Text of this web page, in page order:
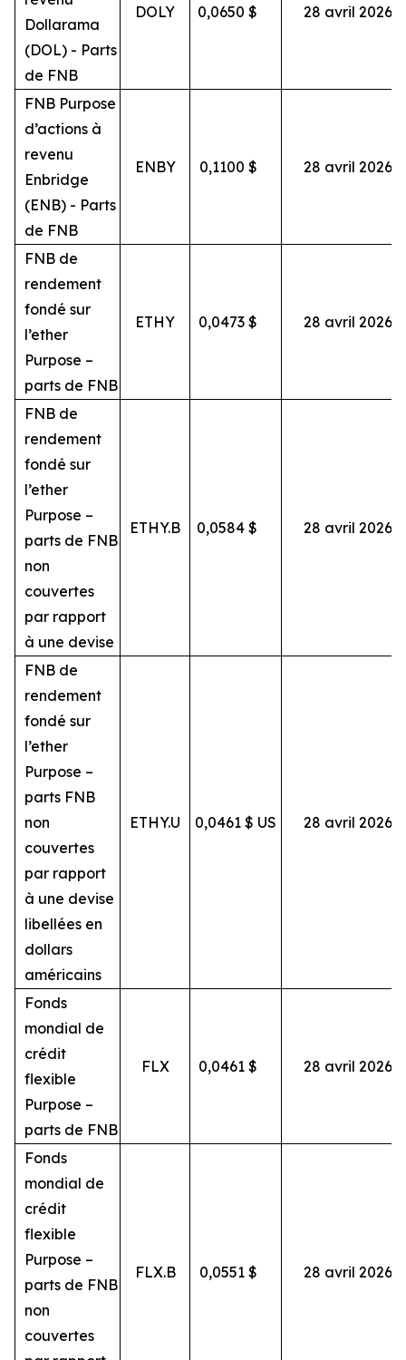
Dollarama
(DOL) - Parts
de FNB
DOLY 0,0650 $ 28 avril 2026
FNB Purpose
d’actions à
revenu
Enbridge
(ENB) - Parts
de FNB
ENBY 0,1100 $ 28 avril 2026
FNB de
rendement
fondé sur
l’ether
Purpose –
parts de FNB
ETHY 0,0473 $ 28 avril 2026
FNB de
rendement
fondé sur
l’ether
Purpose –
parts de FNB
non
couvertes
par rapport
à une devise
ETHY.B 0,0584 $ 28 avril 2026
FNB de
rendement
fondé sur
l’ether
Purpose –
parts FNB
non
couvertes
par rapport
à une devise
libellées en
dollars
américains
ETHY.U 0,0461 $ US 28 avril 2026
Fonds
mondial de
crédit
flexible
Purpose –
parts de FNB
FLX 0,0461 $ 28 avril 2026
Fonds
mondial de
crédit
flexible
Purpose –
parts de FNB
non
couvertes
FLX.B 0,0551 $ 28 avril 2026